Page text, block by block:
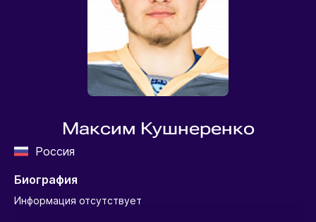
Максим Кушнеренко
Россия
Биография
Информация отсутствует